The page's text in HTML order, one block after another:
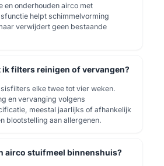
en onderhouden airco met
helpt schimmelvorming
verwijdert geen bestaande
ik filters reinigen of vervangen?
elke twee tot vier weken.
en vervanging volgens
meestal jaarlijks of afhankelijk
blootstelling aan allergenen.
airco stuifmeel binnenshuis?